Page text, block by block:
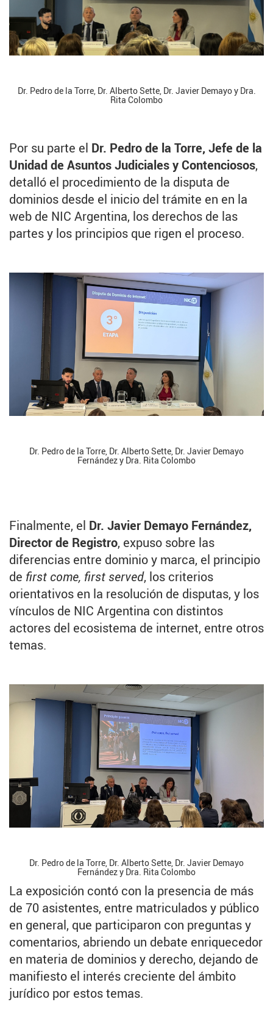
Dr. Pedro de la Torre, Dr. Alberto Sette, Dr. Javier Demayo y Dra.
Rita Colombo
Por su parte el Dr. Pedro de la Torre, Jefe de la
Unidad de Asuntos Judiciales y Contenciosos,
detalló el procedimiento de la disputa de
dominios desde el inicio del trámite en en la
web de NIC Argentina, los derechos de las
partes y los principios que rigen el proceso.
Dr. Pedro de la Torre, Dr. Alberto Sette, Dr. Javier Demayo
Fernández y Dra. Rita Colombo
Finalmente, el Dr. Javier Demayo Fernández,
Director de Registro, expuso sobre las
diferencias entre dominio y marca, el principio
de first come, first served, los criterios
orientativos en la resolución de disputas, y los
vínculos de NIC Argentina con distintos
actores del ecosistema de internet, entre otros
temas.
Dr. Pedro de la Torre, Dr. Alberto Sette, Dr. Javier Demayo
Fernández y Dra. Rita Colombo
La exposición contó con la presencia de más
de 70 asistentes, entre matriculados y público
en general, que participaron con preguntas y
comentarios, abriendo un debate enriquecedor
en materia de dominios y derecho, dejando de
manifiesto el interés creciente del ámbito
jurídico por estos temas.